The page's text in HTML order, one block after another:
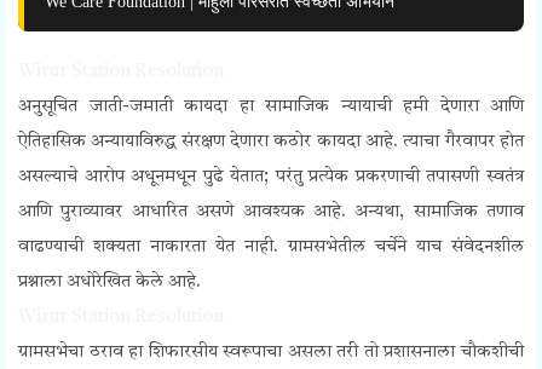
अनुसूचित जाती-जमाती कायदा हा सामाजिक न्यायाची हमी देणारा आणि
ऐतिहासिक अन्यायाविरुद्ध संरक्षण देणारा कठोर कायदा आहे. त्याचा गैरवापर होत
असल्याचे आरोप अधूनमधून पुढे येतात; परंतु प्रत्येक प्रकरणाची तपासणी स्वतंत्र
आणि पुराव्यावर आधारित असणे आवश्यक आहे. अन्यथा, सामाजिक तणाव
वाढण्याची शक्यता नाकारता येत नाही. ग्रामसभेतील चर्चेने याच संवेदनशील
प्रश्नाला अधोरेखित केले आहे.
ग्रामसभेचा ठराव हा शिफारसीय स्वरूपाचा असला तरी तो प्रशासनाला चौकशीची